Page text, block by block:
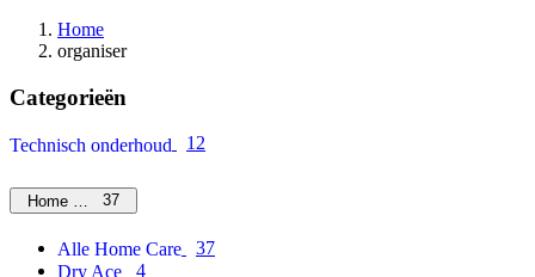
Home
organiser
Categorieën
Technisch onderhoud 12
Home Care37
Alle Home Care
37
Dry Ace
4